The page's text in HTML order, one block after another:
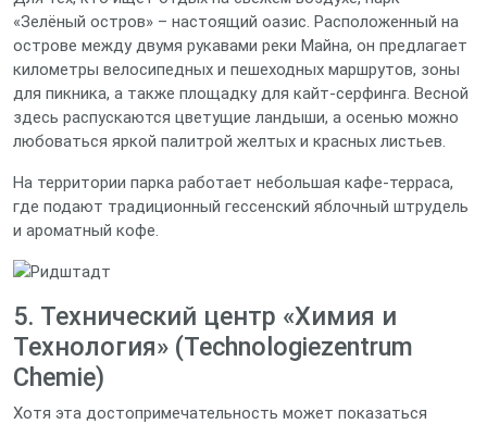
«Зелёный остров» – настоящий оазис. Расположенный на
острове между двумя рукавами реки Майна, он предлагает
километры велосипедных и пешеходных маршрутов, зоны
для пикника, а также площадку для кайт‑серфинга. Весной
здесь распускаются цветущие ландыши, а осенью можно
любоваться яркой палитрой желтых и красных листьев.
На территории парка работает небольшая кафе‑терраса,
где подают традиционный гессенский яблочный штрудель
и ароматный кофе.
5. Технический центр «Химия и
Технология» (Technologiezentrum
Chemie)
Хотя эта достопримечательность может показаться